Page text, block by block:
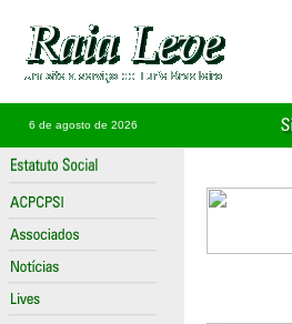
6 de agosto de 2026